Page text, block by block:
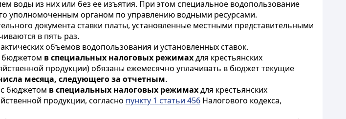
воды из них или без ее изъятия. При этом специальное водопользование
уполномоченным органом по управлению водными ресурсами.
документа ставки платы, установленные местными представительными
в пять раз.
объемов водопользования и установленных ставок.
бюджетом в специальных налоговых режимахдля крестьянских
продукции) обязаны ежемесячно уплачивать в бюджет текущие
месяца, следующего за отчетным.
бюджетом в специальных налоговых режимахдля крестьянских
продукции, согласно пункту 1 статьи 456 Налогового кодекса,